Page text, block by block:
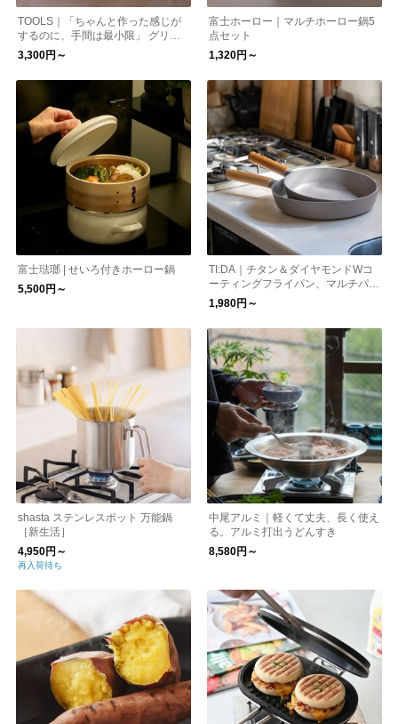
TOOLS｜「ちゃんと作った感じが
するのに、手間は最小限」 グリラ
ー フライパン
3,300円～
富士ホーロー｜マルチホーロー鍋5
点セット
1,320円～
富士琺瑯 | せいろ付きホーロー鍋
5,500円～
TI:DA｜チタン＆ダイヤモンドWコ
ーティングフライパン、マルチパン
【お取り寄せ】
1,980円～
shasta ステンレスポット 万能鍋
［新生活］
4,950円～
再入荷待ち
中尾アルミ｜軽くて丈夫、長く使え
る。アルミ打出うどんすき
8,580円～